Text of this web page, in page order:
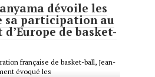
dévoile les
sa participation au
de basket-
française de basket-ball, Jean-
évoqué les